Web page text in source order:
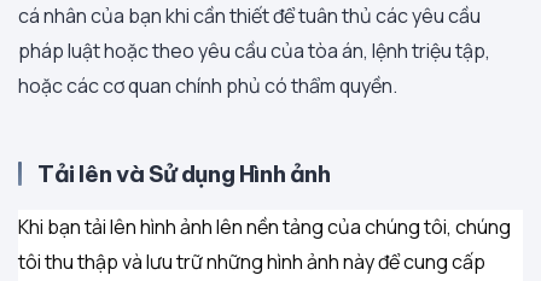
cá nhân của bạn khi cần thiết để tuân thủ các yêu cầu
pháp luật hoặc theo yêu cầu của tòa án, lệnh triệu tập,
hoặc các cơ quan chính phủ có thẩm quyền.
Tải lên và Sử dụng Hình ảnh
Khi bạn tải lên hình ảnh lên nền tảng của chúng tôi, chúng
tôi thu thập và lưu trữ những hình ảnh này để cung cấp